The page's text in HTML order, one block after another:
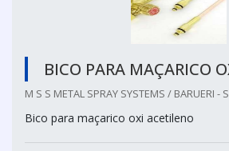
BICO PARA MAÇARICO
M S S METAL SPRAY SYSTEMS / BARUERI -
Bico para maçarico oxi acetileno